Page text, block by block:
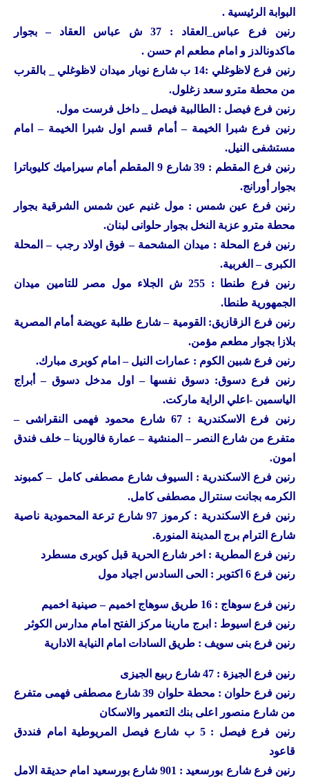
البوابة الرئيسية .
رنين
فرع عباس_العقاد : 37 ش عباس العقاد – بجوار
ماكدونالدز و امام مطعم ام حسن .
رنين
فرع لاظوغلي :14 ب شارع نوبار ميدان لاظوغلي _ بالقرب
من محطة مترو سعد زغلول.
رنين فرع فيصل : الطالبية فيصل _ داخل فرست مول.
رنين فرع شبرا الخيمة – أمام قسم اول شبرا الخيمة – امام
مستشفى النيل.
رنين
فرع المقطم : 39 شارع 9 المقطم أمام سيراميك كليوباترا
بجوار أورانج.
رنين فرع عين شمس : مول غنيم عين شمس الشرقية بجوار
محطة مترو عزبة النخل بجوار حلوانى لبنان.
رنين فرع المحلة : ميدان المشحمة – فوق اولاد رجب – المحلة
الكبرى – الغربية.
رنين
فرع طنطا : 255 ش الجلاء مول مصر للتامين ميدان
الجمهورية طنطا.
رنين فرع الزقازيق: القومية – شارع طلبة عويضة أمام المصرية
بلازا بجوار مطعم مؤمن.
رنين فرع شبين الكوم : عمارات النيل – امام كوبرى مبارك.
رنين فرع دسوق: دسوق نفسها – اول مدخل دسوق – أبراج
الياسمين -اعلي الراية ماركت.
رنين
فرع الاسكندرية : 67 شارع محمود فهمى النقراشى –
متفرع من شارع النصر – المنشية – عمارة فالورينا – خلف فندق
امون.
رنين فرع الاسكندرية : السيوف شارع مصطفى كامل – كمبوند
الكرمه بجانت سنترال مصطفى كامل.
رنين
فرع الاسكندرية : كرموز 97 شارع ترعة المحمودية ناصية
شارع الترام برج المدينة المنورة.
رنين فرع المطرية : اخر شارع الحرية قبل كوبرى مسطرد
رنين فرع 6 اكتوبر : الحى السادس اجياد مول
رنين فرع سوهاج : 16 طريق سوهاج اخميم – صينية اخميم
رنين فرع اسيوط : ابرج مارينا مركز الفتح امام مدارس الكوثر
رنين فرع بنى سويف : طريق السادات امام النيابة الادارية
رنين فرع الجيزة : 47 شارع ربيع الجيزى
رنين
فرع حلوان : محطة حلوان 39 شارع مصطفى فهمى متفرع
من شارع منصور اعلى بنك التعمير والاسكان
رنين
فرع فيصل : 5 ب شارع فيصل المريوطية امام فنددق
قاعود
رنين
فرع شارع بورسعيد : 901 شارع بورسعيد امام حديقة الامل